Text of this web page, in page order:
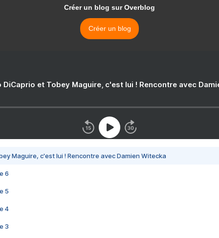
Créer un blog sur Overblog
Créer un blog
DiCaprio et Tobey Maguire, c'est lui ! Rencontre avec
Maguire, c'est lui ! Rencontre avec Damien Witecka
6
5
4
3